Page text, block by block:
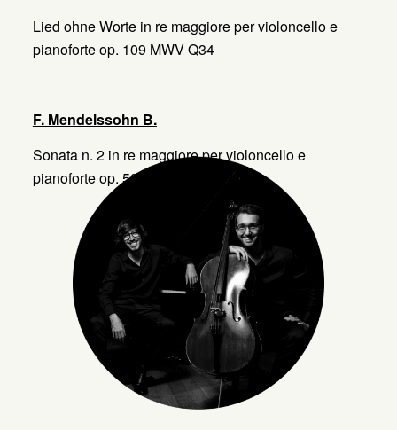
Lied ohne Worte in re maggiore per violoncello e
pianoforte op. 109 MWV Q34
F. Mendelssohn B.
Sonata n. 2 in re maggiore per violoncello e
pianoforte op. 58 MWV Q32